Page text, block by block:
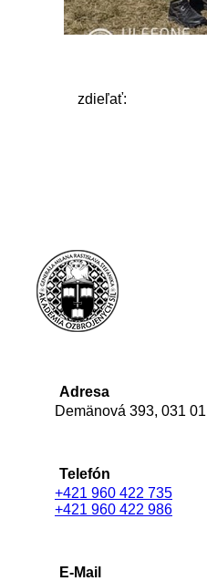
zdieľať:
Adresa
Demänová 393, 031
Telefón
+421 960 422 735
+421 960 422 986
E-Mail